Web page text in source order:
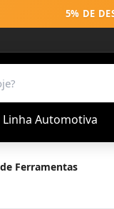
5% DE
Linha Automotiva
Ferramentas